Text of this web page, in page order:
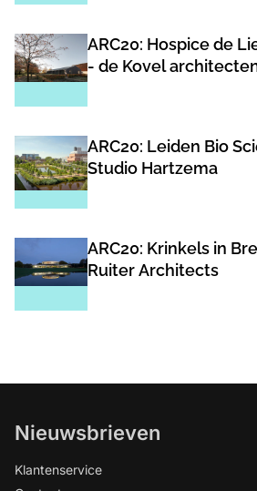
ARC20: Hospice de
- de Kovel
ARC20: Leiden Bio
Studio Hartzema
ARC20: Krinkels in
Ruiter Architects
Nieuwsbrieven
Klantenservice